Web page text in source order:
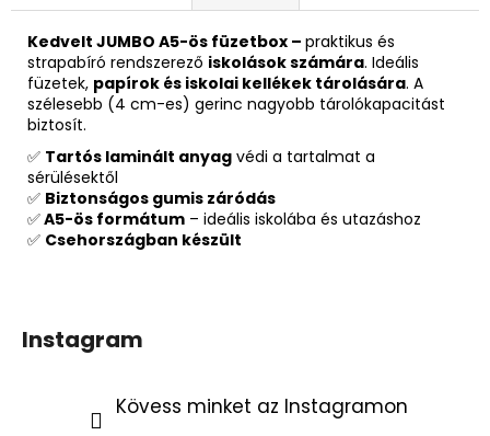
Kedvelt JUMBO A5-ös füzetbox – praktikus és
strapabíró rendszerező iskolások számára. Ideális
füzetek, papírok és iskolai kellékek tárolására. A
szélesebb (4 cm-es) gerinc nagyobb tárolókapacitást
biztosít.
✅ Tartós laminált anyag védi a tartalmat a
sérülésektől
✅ Biztonságos gumis záródás
✅A5-ös formátum – ideális iskolába és utazáshoz
✅ Csehországban készült
Instagram
Kövess minket az Instagramon